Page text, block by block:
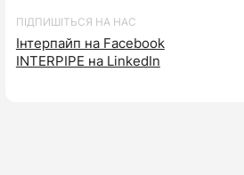
ПІДПИШІТЬСЯ НА НАС
Інтерпайп на Facebook
INTERPIPE на LinkedIn